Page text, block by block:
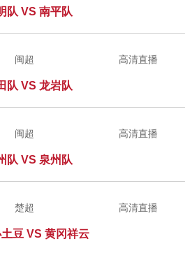
队 VS 南平队
闽超
队 VS 龙岩队
高清直播
闽超
队 VS 泉州队
高清直播
楚超
豆 VS 黄冈祥云
高清直播